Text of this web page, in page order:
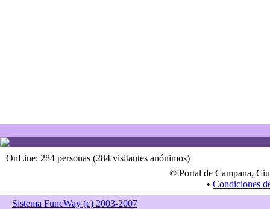
OnLine: 284 personas (284 visitantes anónimos)
© Portal de Campana,
• Condiciones
Sistema FuncWay (c) 2003-2007